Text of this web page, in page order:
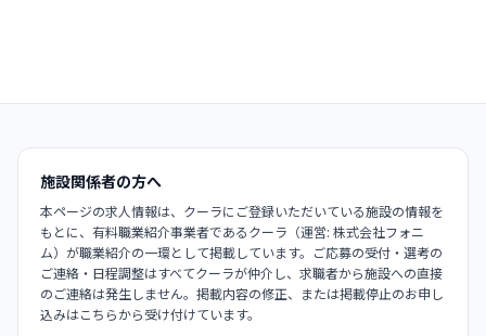
施設関係者の方へ
本ページの求人情報は、クーラにご登録いただいている施設の情報を
もとに、有料職業紹介事業者であるクーラ（運営: 株式会社フォニ
ム）が職業紹介の一環として掲載しています。ご応募の受付・選考の
ご連絡・日程調整はすべてクーラが仲介し、求職者から施設への直接
のご連絡は発生しません。掲載内容の修正、または掲載停止のお申し
込みはこちらから受け付けています。